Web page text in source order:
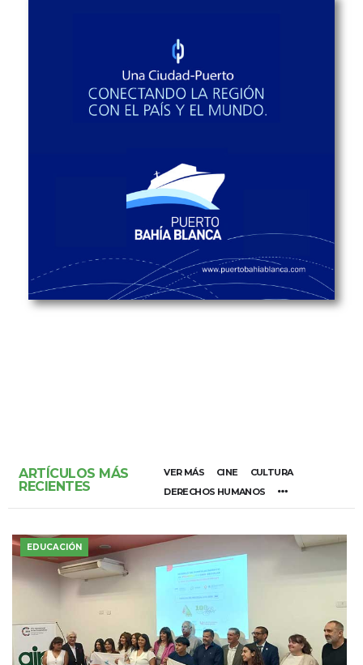
ARTÍCULOS MÁS
RECIENTES
VER MÁS CINE
CULTURA
DERECHOS HUMANOS
EDUCACIÓN